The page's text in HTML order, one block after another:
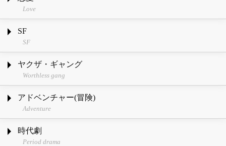
Love
SF
SF
ヤクザ・ギャング
Worthless gang
アドベンチャー(冒険)
Adventure
時代劇
Period drama